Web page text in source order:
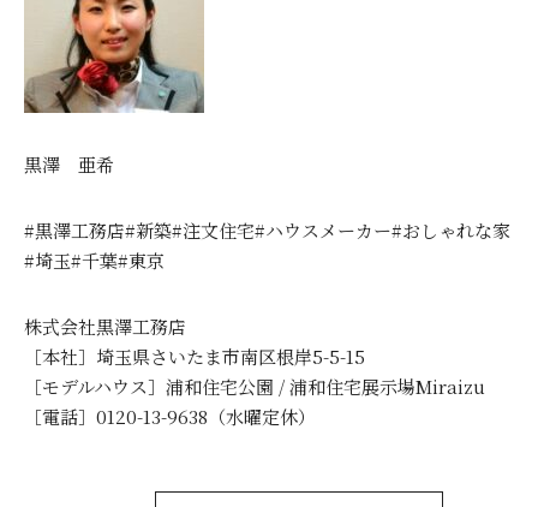
黒澤 亜希
#黒澤工務店#新築#注文住宅#ハウスメーカー#おしゃれな家
#埼玉#千葉#東京
株式会社黒澤工務店
［本社］埼玉県さいたま市南区根岸5-5-15
［モデルハウス］浦和住宅公園 / 浦和住宅展示場Miraizu
［電話］0120-13-9638（水曜定休）